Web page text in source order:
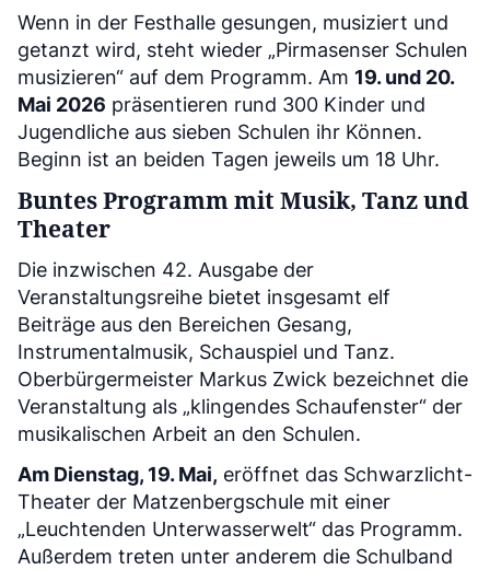
Wenn in der Festhalle gesungen, musiziert und
getanzt wird, steht wieder „Pirmasenser Schulen
musizieren“ auf dem Programm. Am 19. und 20.
Mai 2026 präsentieren rund 300 Kinder und
Jugendliche aus sieben Schulen ihr Können.
Beginn ist an beiden Tagen jeweils um 18 Uhr.
Buntes Programm mit Musik, Tanz und
Theater
Die inzwischen 42. Ausgabe der
Veranstaltungsreihe bietet insgesamt elf
Beiträge aus den Bereichen Gesang,
Instrumentalmusik, Schauspiel und Tanz.
Oberbürgermeister Markus Zwick bezeichnet die
Veranstaltung als „klingendes Schaufenster“ der
musikalischen Arbeit an den Schulen.
Am Dienstag, 19. Mai, eröffnet das Schwarzlicht-
Theater der Matzenbergschule mit einer
„Leuchtenden Unterwasserwelt“ das Programm.
Außerdem treten unter anderem die Schulband